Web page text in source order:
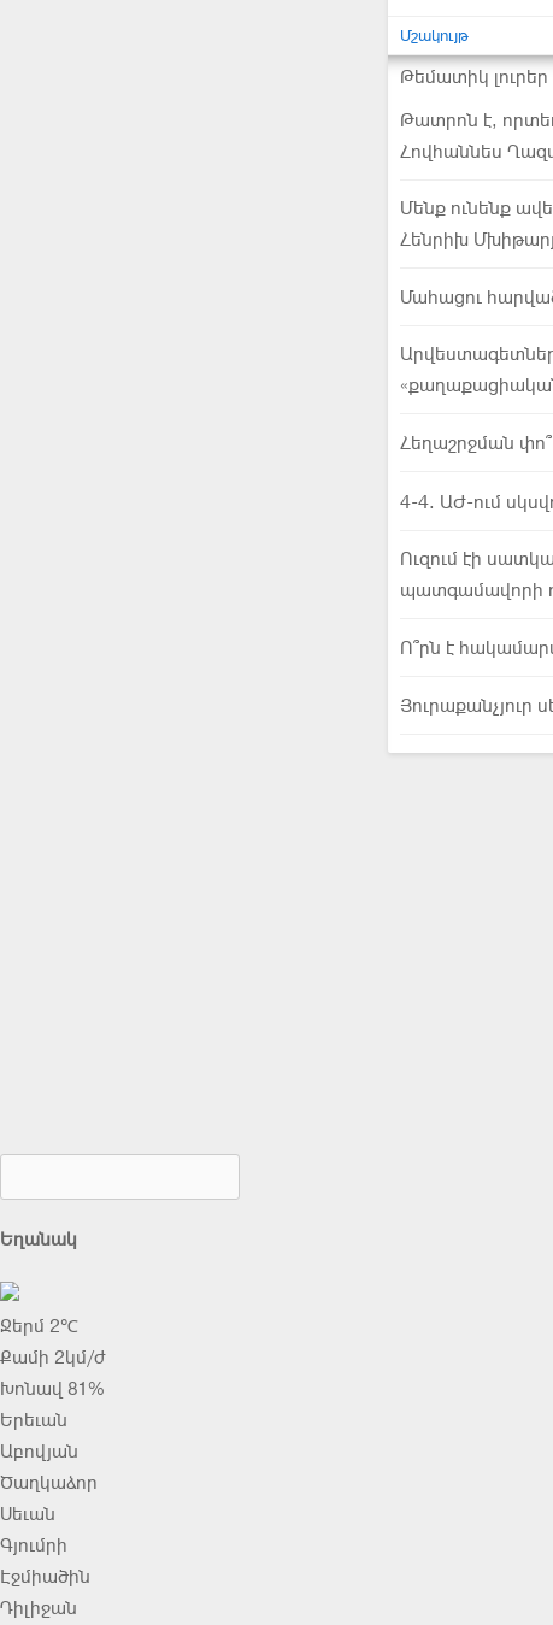
Մշակույթ
Թեմատիկ լուրեր
Թատրոն է,
Հովհաննես
Մենք ունենք
Հենրիխ
Մահացու
Հեղաշրջման
4-4. ԱԺ-ում
Ուզում էի
պատգամավորի
Ո՞րն է
Յուրաքանչյուր
Եղանակ
Ջերմ 2℃
Քամի 2կմ/ժ
Խոնավ 81%
Երեւան
Աբովյան
Ծաղկաձոր
Սեւան
Գյումրի
Էջմիածին
Դիլիջան